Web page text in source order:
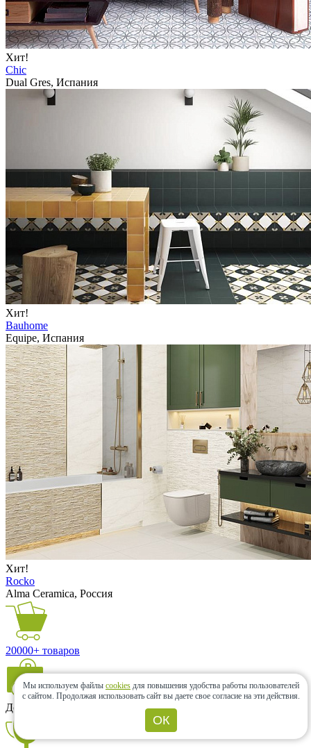
Хит!
Chic
Dual Gres, Испания
Хит!
Bauhome
Equipe, Испания
Хит!
Rocko
Alma Ceramica, Россия
20000+ товаров
Доступные цены
Мы используем файлы cookies для повышения удобства работы пользователей
с сайтом. Продолжая использовать сайт вы даете свое согласие на эти действия.
ОК